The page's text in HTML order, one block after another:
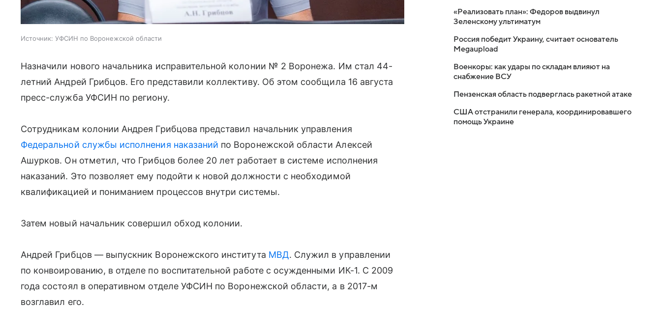
Источник: УФСИН по Воронежской области
Назначили нового начальника исправительной колонии № 2 Воронежа. Им стал 44-
летний Андрей Грибцов. Его представили коллективу. Об этом сообщила 16 августа
пресс-служба УФСИН по региону.
Сотрудникам колонии Андрея Грибцова представил начальник управления
Федеральной службы исполнения наказаний по Воронежской области Алексей
Ашурков. Он отметил, что Грибцов более 20 лет работает в системе исполнения
наказаний. Это позволяет ему подойти к новой должности с необходимой
квалификацией и пониманием процессов внутри системы.
Затем новый начальник совершил обход колонии.
Андрей Грибцов — выпускник Воронежского института МВД. Служил в управлении
по конвоированию, в отделе по воспитательной работе с осужденными ИК-1. С 2009
года состоял в оперативном отделе УФСИН по Воронежской области, а в 2017-м
возглавил его.
«Реализовать план»: Федоров выдвинул
Зеленскому ультиматум
Россия победит Украину, считает основатель
Megaupload
Военкоры: как удары по складам влияют на
снабжение ВСУ
Пензенская область подверглась ракетной атаке
США отстранили генерала, координировавшего
помощь Украине